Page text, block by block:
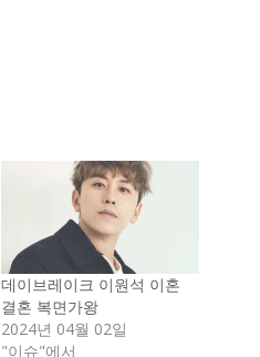
데이브레이크 이원석 이혼
결혼 복면가왕
2024년 04월 02일
"이슈"에서